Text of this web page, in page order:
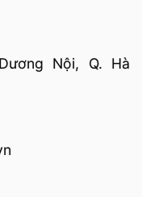
Nội, Q. Hà